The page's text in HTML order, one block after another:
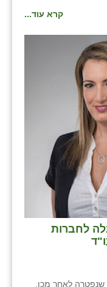
קרא עוד...
לחברות
לאחר מכן.